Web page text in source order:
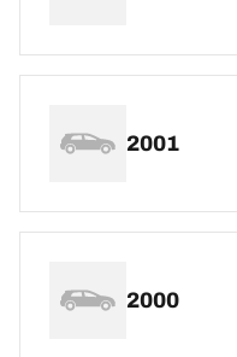
2001
2000